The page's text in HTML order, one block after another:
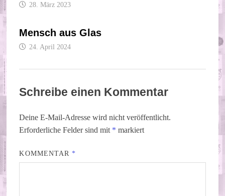
28. März 2023
Mensch aus Glas
24. April 2024
Schreibe einen Kommentar
Deine E-Mail-Adresse wird nicht veröffentlicht.
Erforderliche Felder sind mit * markiert
KOMMENTAR *